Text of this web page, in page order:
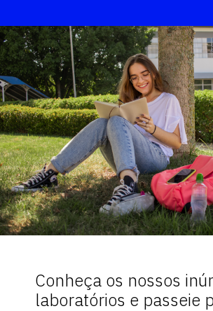
Conheça os nossos
laboratórios e passeie